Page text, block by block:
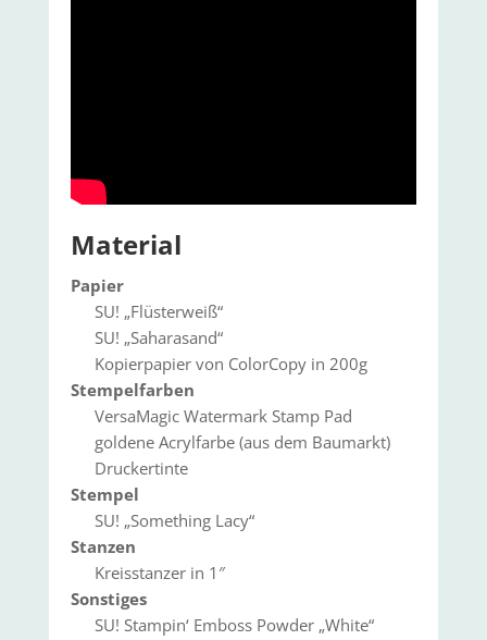
Material
Papier
SU! „Flüsterweiß“
SU! „Saharasand“
Kopierpapier von ColorCopy in 200g
Stempelfarben
VersaMagic Watermark Stamp Pad
goldene Acrylfarbe (aus dem Baumarkt)
Druckertinte
Stempel
SU! „Something Lacy“
Stanzen
Kreisstanzer in 1″
Sonstiges
SU! Stampin‘ Emboss Powder „White“